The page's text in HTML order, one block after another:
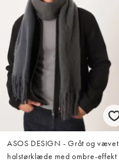
ASOS DESIGN - Gråt og vævet
halstørklæde med ombre-effekt